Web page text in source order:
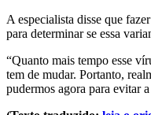
A especialista disse que
para determinar se essa
“Quanto mais tempo esse
tem de mudar. Portanto,
pudermos agora para evitar